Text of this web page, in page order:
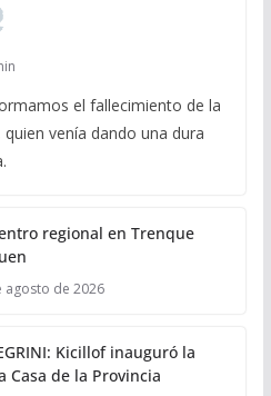
el fallecimiento de la
venía dando una dura
regional en Trenque
agosto de 2026
Kicillof inauguró la
Casa de la Provincia